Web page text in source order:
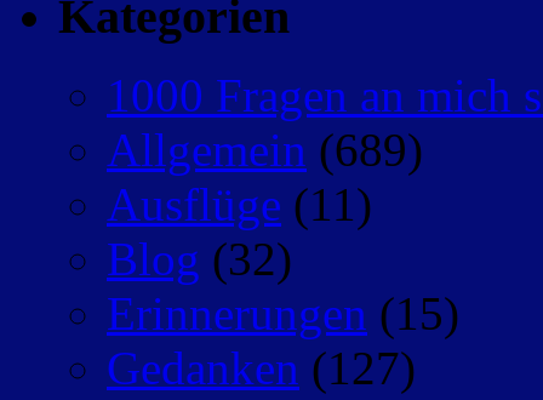
Kategorien
1000 Fragen an mich
Allgemein (689)
Ausflüge (11)
Blog (32)
Erinnerungen (15)
Gedanken (127)